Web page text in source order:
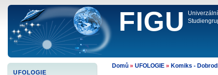
FIGU
Domů » UFOLOGIE » Komiks -
UFOLOGIE